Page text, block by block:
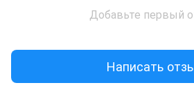
Добавьте первый
Написать